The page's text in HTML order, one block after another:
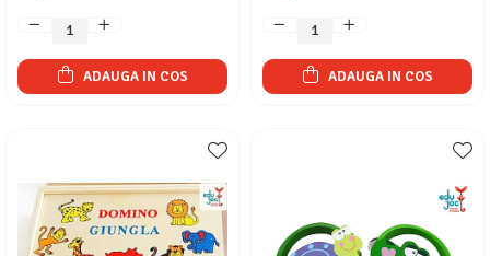
ADAUGA IN COS ADAUGA IN COS